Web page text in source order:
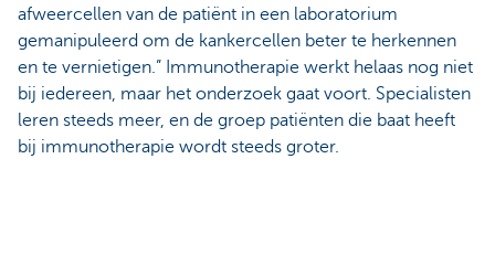
afweercellen van de patiënt in een laboratorium
gemanipuleerd om de kankercellen beter te herkennen
en te vernietigen.” Immunotherapie werkt helaas nog niet
bij iedereen, maar het onderzoek gaat voort. Specialisten
leren steeds meer, en de groep patiënten die baat heeft
bij immunotherapie wordt steeds groter.